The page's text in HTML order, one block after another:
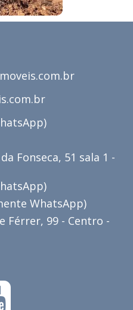
Fonseca, 51 sala 1 -
WhatsApp)
Férrer, 99 - Centro -